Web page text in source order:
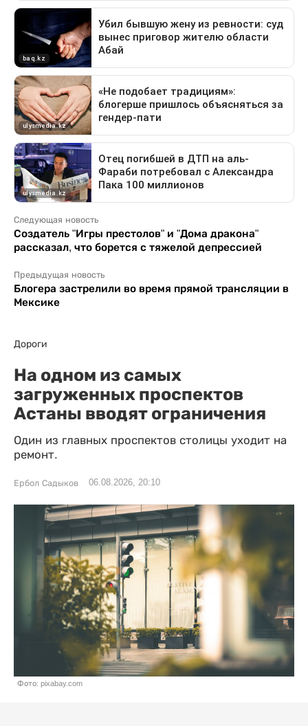
Следующая новость
Создатель "Игры престолов" и "Дома дракона"
рассказал, что борется с тяжелой депрессией
Предыдущая новость
Блогера застрелили во время прямой трансляции в
Мексике
Дороги
На одном из самых
загруженных проспектов
Астаны вводят ограничения
Один из главных проспектов столицы уходит на
ремонт.
Ербол Садыков 06.08.2026, 20:10
Фото: pixabay.com